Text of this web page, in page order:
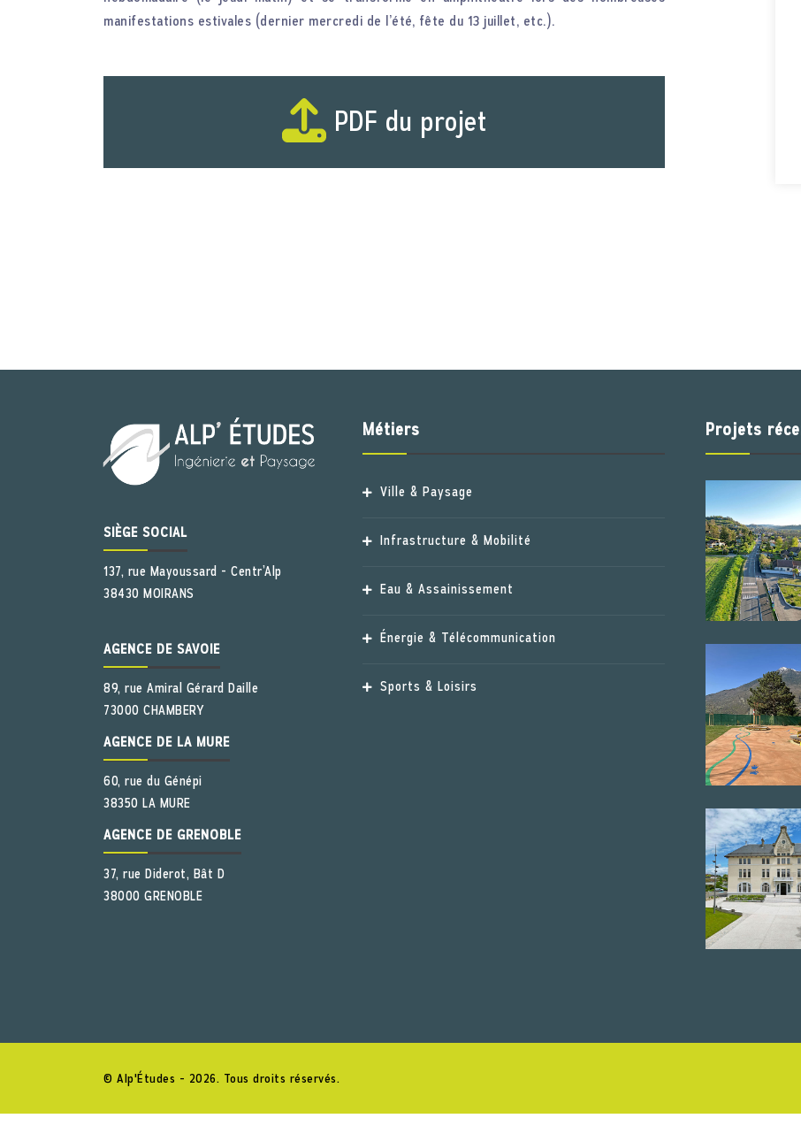
manifestations estivales (dernier mercredi de l’été, fête du 13 juillet, etc.).
PDF du projet
SIÈGE SOCIAL
137, rue Mayoussard - Centr’Alp
38430 MOIRANS
AGENCE DE SAVOIE
89, rue Amiral Gérard Daille
73000 CHAMBERY
AGENCE DE LA MURE
60, rue du Génépi
38350 LA MURE
AGENCE DE GRENOBLE
37, rue Diderot, Bât D
38000 GRENOBLE
Métiers
Ville & Paysage
Infrastructure & Mobilité
Eau & Assainissement
Énergie & Télécommunication
Sports & Loisirs
Projets
© Alp'Études - 2026. Tous droits réservés.